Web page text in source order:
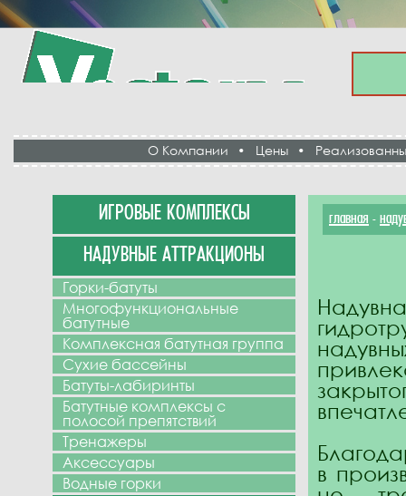
О Компании • Цены •
ИГРОВЫЕ КОМПЛЕКСЫ
НАДУВНЫЕ АТТРАКЦИОНЫ
Горки-батуты
Многофункциональные
батутные
Комплексная батутная группа
Сухие бассейны
Батуты-лабиринты
Батутные комплексы с
полосой препятствий
Тренажеры
Аксессуары
Водные горки
главная -
в